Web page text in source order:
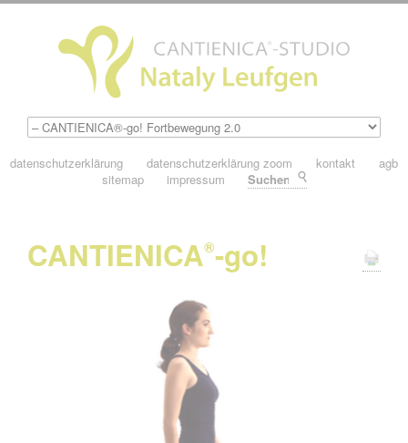
datenschutzerklärung datenschutzerklärung zoom kontakt
agb
sitemap
impressum
CANTIENICA®-go!